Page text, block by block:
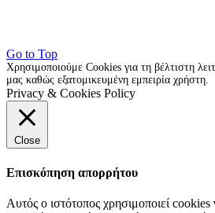
Go to Top
Χρησιμοποιούμε Cookies για τη βέλτιστη
μας καθώς εξατομικευμένη εμπειρία χρήστη.
Privacy & Cookies Policy
Close
Επισκόπηση απορρήτου
Αυτός ο ιστότοπος χρησιμοποιεί cookies